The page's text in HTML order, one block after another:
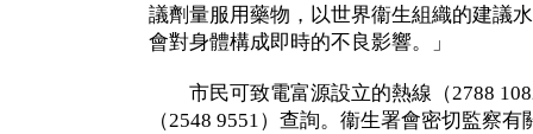
議劑量服用藥物，以世界衞生組織的建議
會對身體構成即時的不良影響。」
市民可致電富源設立的熱線（2788
（2548 9551）查詢。衞生署會密切監察